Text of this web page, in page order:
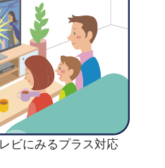
ビにみるプラス対応